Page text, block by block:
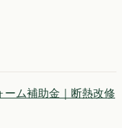
ーム補助金｜断熱改修